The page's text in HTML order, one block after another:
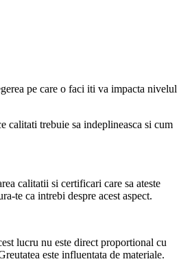
pe care o faci iti va impacta nivelul
calitati trebuie sa indeplineasca si cum
calitatii si certificari care sa ateste
te ca intrebi despre acest aspect.
lucru nu este direct proportional cu
este influentata de materiale.